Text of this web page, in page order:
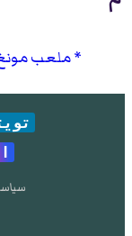
ملعب